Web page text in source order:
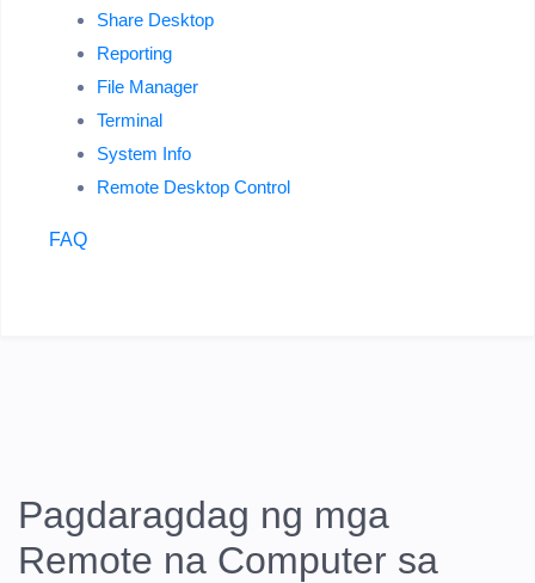
Share Desktop
Reporting
File Manager
Terminal
System Info
Remote Desktop Control
FAQ
Pagdaragdag ng mga
Remote na Computer sa